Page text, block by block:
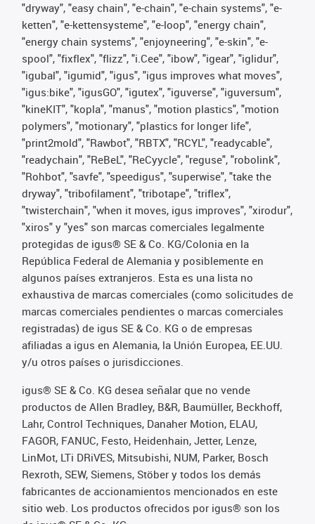
"dryway", "easy chain", "e-chain", "e-chain systems", "e-
ketten", "e-kettensysteme", "e-loop", "energy chain",
"energy chain systems", "enjoyneering", "e-skin", "e-
spool", "fixflex", "flizz", "i.Cee", "ibow", "igear", "iglidur",
"igubal", "igumid", "igus", "igus improves what moves",
"igus:bike", "igusGO", "igutex", "iguverse", "iguversum",
"kineKIT", "kopla", "manus", "motion plastics", "motion
polymers", "motionary", "plastics for longer life",
"print2mold", "Rawbot", "RBTX", "RCYL", "readycable",
"readychain", "ReBeL", "ReCyycle", "reguse", "robolink",
"Rohbot", "savfe", "speedigus", "superwise", "take the
dryway", "tribofilament", "tribotape", "triflex",
"twisterchain", "when it moves, igus improves", "xirodur",
"xiros" y "yes" son marcas comerciales legalmente
protegidas de igus® SE & Co. KG/Colonia en la
República Federal de Alemania y posiblemente en
algunos países extranjeros. Esta es una lista no
exhaustiva de marcas comerciales (como solicitudes de
marcas comerciales pendientes o marcas comerciales
registradas) de igus SE & Co. KG o de empresas
afiliadas a igus en Alemania, la Unión Europea, EE.UU.
y/u otros países o jurisdicciones.
igus® SE & Co. KG desea señalar que no vende
productos de Allen Bradley, B&R, Baumüller, Beckhoff,
Lahr, Control Techniques, Danaher Motion, ELAU,
FAGOR, FANUC, Festo, Heidenhain, Jetter, Lenze,
LinMot, LTi DRiVES, Mitsubishi, NUM, Parker, Bosch
Rexroth, SEW, Siemens, Stöber y todos los demás
fabricantes de accionamientos mencionados en este
sitio web. Los productos ofrecidos por igus® son los